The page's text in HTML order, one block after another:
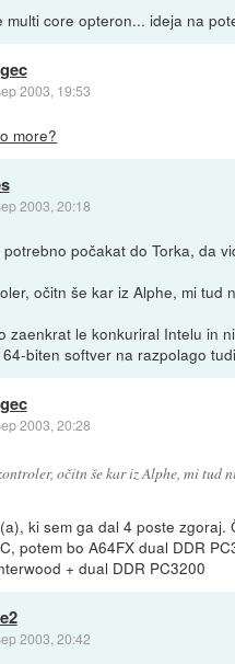
multi core opteron... ideja na
2003, 19:53
more?
2003, 20:18
počakat do Torka, da
očitn še kar iz Alphe, mi tud
zaenkrat le konkuriral Intelu in
biten softver na razpolago
2003, 20:28
očitn še kar iz Alphe, mi tud
ki sem ga dal 4 poste zgoraj.
potem bo A64FX dual DDR
+ dual DDR PC3200
2003, 20:42